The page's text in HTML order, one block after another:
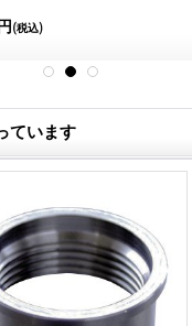
(税込)
ています